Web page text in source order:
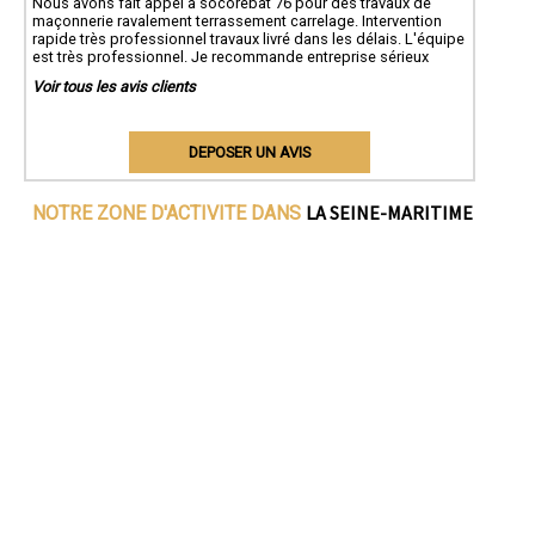
maçonnerie ravalement terrassement carrelage. Intervention
rapide très professionnel travaux livré dans les délais. L'équipe
est très professionnel. Je recommande entreprise sérieux
Voir tous les avis clients
DEPOSER UN AVIS
NOTRE ZONE D'ACTIVITE DANS LA SEINE-MARITIME